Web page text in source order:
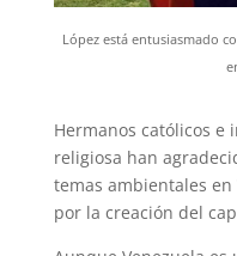
López está entusiasmado
Hermanos católicos e
religiosa han
temas ambientales en
por la creación del